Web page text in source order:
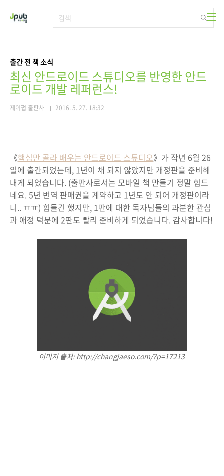
출간 전 책 소식
최신 안드로이드 스튜디오를 반영한 안드
로이드 개발 레퍼런스!
제이펍 출판사 2016. 5. 27. 18:32
《핵심만 골라 배우는 안드로이드 스튜디오》가 작년 6월 26
일에 출간되었는데, 1년이 채 되지 않았지만 개정판을 준비해
내게 되었습니다. (출판사로서는 모바일 책 만들기 정말 힘드
네요. 5년 번역 판매권을 계약하고 1년도 안 되어 개정판이라
니.. ㅠㅠ) 힘들긴 했지만, 1판에 대한 독자님들의 과분한 관심
과 애정 덕분에 2판도 빨리 준비하게 되었습니다. 감사합니다!
이미지 출처: http://changjaeso.com/?p=17213